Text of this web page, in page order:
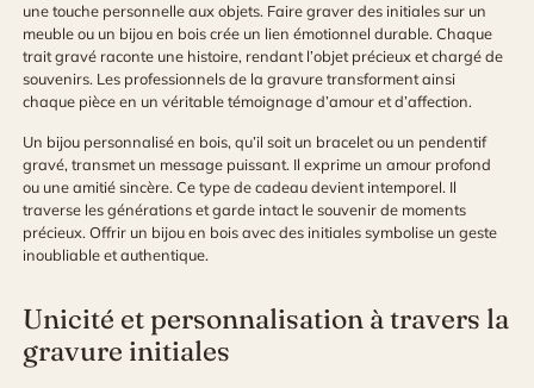
une touche personnelle aux objets. Faire graver des initiales sur un
meuble ou un bijou en bois crée un lien émotionnel durable. Chaque
trait gravé raconte une histoire, rendant l’objet précieux et chargé de
souvenirs. Les professionnels de la gravure transforment ainsi
chaque pièce en un véritable témoignage d’amour et d’affection.
Un bijou personnalisé en bois, qu’il soit un bracelet ou un pendentif
gravé, transmet un message puissant. Il exprime un amour profond
ou une amitié sincère. Ce type de cadeau devient intemporel. Il
traverse les générations et garde intact le souvenir de moments
précieux. Offrir un bijou en bois avec des initiales symbolise un geste
inoubliable et authentique.
Unicité et personnalisation à travers la
gravure initiales